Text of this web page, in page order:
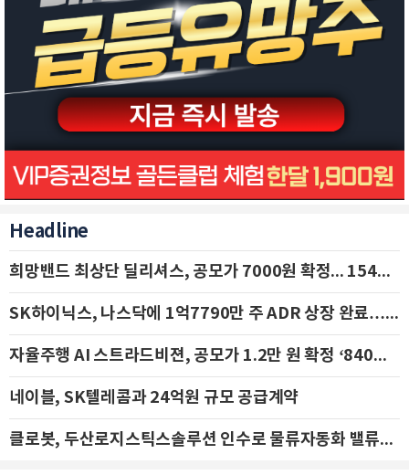
Headline
희망밴드 최상단 딜리셔스, 공모가 7000원 확정... 154억 규모 IPO 돌입
SK하이닉스, 나스닥에 1억7790만 주 ADR 상장 완료…29일 국내 추가 상장
자율주행 AI 스트라드비젼, 공모가 1.2만 원 확정 ‘840억 수혈’
네이블, SK텔레콤과 24억원 규모 공급계약
클로봇, 두산로지스틱스솔루션 인수로 물류자동화 밸류체인 확장 추진 - IBK투자증권